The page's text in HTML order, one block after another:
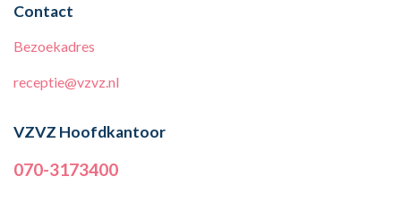
Contact
Bezoekadres
receptie@vzvz.nl
VZVZ Hoofdkantoor
070-3173400